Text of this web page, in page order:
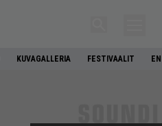
KUVAGALLERIA FESTIVAALIT